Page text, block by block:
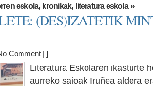
eskola, kronikak, literatura eskola»
(DES)IZATETIK
Comment | ]
Literatura Eskolaren ikasturte
aurreko saioak Iruñea aldera